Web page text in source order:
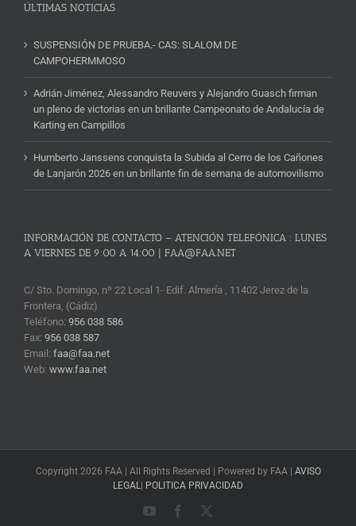
ÚLTIMAS NOTICIAS
SUSPENSIÓN DE PRUEBA.- CAS: SLALOM DE
CAMPOHERMMOSO
Adrián Jiménez, Alessandro Reuvers y Alejandro Guasch firman
un pleno de victorias en un brillante Campeonato de Andalucía de
Karting en Campillos
Humberto Janssens conquista la Subida al Cerro de los Cañones
de Lanjarón 2026 en un brillante fin de semana de automovilismo
INFORMACIÓN DE CONTACTO – ATENCIÓN TELEFÓNICA : LUNES
A VIERNES DE 9:00 A 14:00 | FAA@FAA.NET
C/ Sto. Domingo, nº 22 Local 1- Edif. Almería , 11402 Jerez de la
Frontera, (Cádiz)
Teléfono: 956 038 586
Fax: 956 038 587
Email: faa@faa.net
Web: www.faa.net
Copyright 2026 FAA | All Rights Reserved | Powered by FAA | AVISO
LEGAL | POLITICA PRIVACIDAD
YouTubeFacebook